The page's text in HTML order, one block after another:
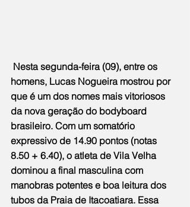
Nesta segunda-feira (09), entre os
homens, Lucas Nogueira mostrou por
que é um dos nomes mais vitoriosos
da nova geração do bodyboard
brasileiro. Com um somatório
expressivo de 14.90 pontos (notas
8.50 + 6.40), o atleta de Vila Velha
dominou a final masculina com
manobras potentes e boa leitura dos
tubos da Praia de Itacoatiara. Essa